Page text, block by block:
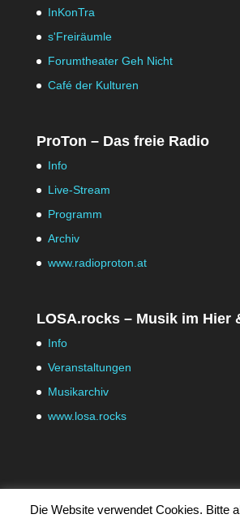
InKonTra
s'Freiräumle
Forumtheater Geh Nicht
Café der Kulturen
ProTon – Das freie Radio
Info
Live-Stream
Programm
Archiv
www.radioproton.at
LOSA.rocks – Musik im Hier
Info
Veranstaltungen
Musikarchiv
www.losa.rocks
Die Website verwendet Cookies. Bitte